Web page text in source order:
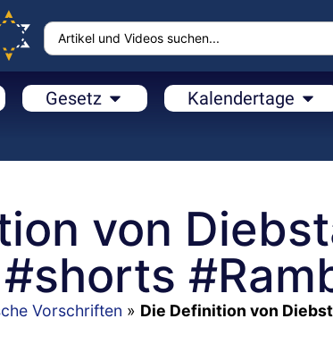
Gesetz Kalendertage
von
Vorschriften » Die Definition von